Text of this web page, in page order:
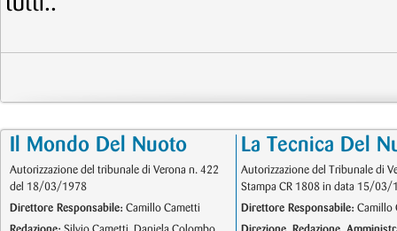
Il Mondo Del Nuoto
Autorizzazione del tribunale di Verona n. 422
del 18/03/1978
Direttore Responsabile: Camillo Cametti
La Tecnica Del
Autorizzazione del Tribunale di
Stampa CR 1808 in data 15/03/
Direttore Responsabile: Camillo